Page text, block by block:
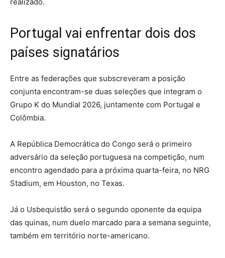
Portugal vai enfrentar dois dos
países signatários
Entre as federações que subscreveram a posição
conjunta encontram-se duas seleções que integram o
Grupo K do Mundial 2026, juntamente com Portugal e
Colômbia.
A República Democrática do Congo será o primeiro
adversário da seleção portuguesa na competição, num
encontro agendado para a próxima quarta-feira, no NRG
Stadium, em Houston, no Texas.
Já o Usbequistão será o segundo oponente da equipa
das quinas, num duelo marcado para a semana seguinte,
também em território norte-americano.